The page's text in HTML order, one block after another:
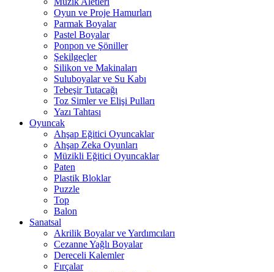
Oyun ve Proje Hamurları
Parmak Boyalar
Pastel Boyalar
Ponpon ve Şöniller
Şekilgeçler
Silikon ve Makinaları
Suluboyalar ve Su Kabı
Tebeşir Tutacağı
Toz Simler ve Elişi Pulları
Yazı Tahtası
Oyuncak
Ahşap Eğitici Oyuncaklar
Ahşap Zeka Oyunları
Müzikli Eğitici Oyuncaklar
Paten
Plastik Bloklar
Puzzle
Top
Balon
Sanatsal
Akrilik Boyalar ve Yardımcıları
Cezanne Yağlı Boyalar
Dereceli Kalemler
Fırçalar